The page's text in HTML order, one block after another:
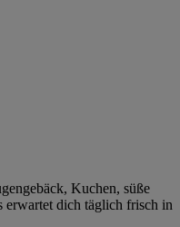
Kuchen, süße
erwartet dich täglich frisch in